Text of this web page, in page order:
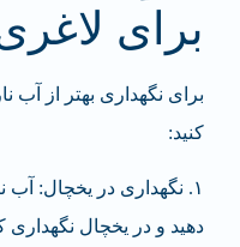
برای
برای نگهداری بهتر از آب
کنید:
۱. نگهداری در یخچال:
دهید و در یخچال